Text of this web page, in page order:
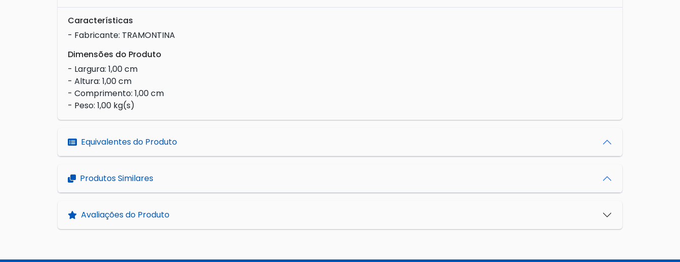
Características
- Fabricante: TRAMONTINA
Dimensões do Produto
- Largura: 1,00 cm
- Altura: 1,00 cm
- Comprimento: 1,00 cm
- Peso: 1,00 kg(s)
Equivalentes do Produto
Produtos Similares
Avaliações do Produto